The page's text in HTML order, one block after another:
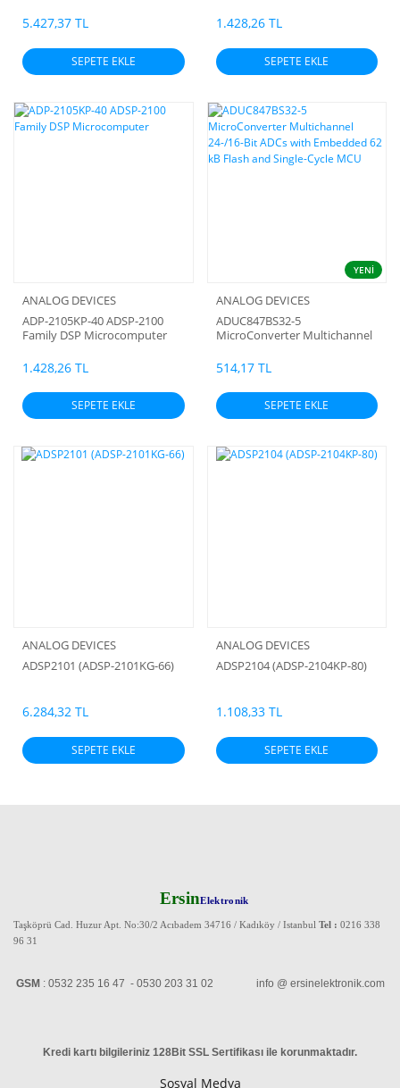
5.427,37 TL
SEPETE EKLE
1.428,26 TL
SEPETE EKLE
ANALOG DEVICES
ADP-2105KP-40 ADSP-2100
Family DSP Microcomputer
1.428,26 TL
SEPETE EKLE
YENİ
ANALOG DEVICES
ADUC847BS32-5
MicroConverter Multichannel
Embedded 62 kB Flash and
Single-Cycle MCU
514,17 TL
SEPETE EKLE
ANALOG DEVICES
ADSP2101 (ADSP-2101KG-66)
6.284,32 TL
SEPETE EKLE
ANALOG DEVICES
ADSP2104 (ADSP-2104KP-80)
1.108,33 TL
SEPETE EKLE
ErsinElektronik
Taşköprü Cad. Huzur Apt. No:30/2 Acıbadem 34716 / Kadıköy / Istanbul Tel : 0216 338
96 31
GSM : 0532 235 16 47 - 0530 203 31 02 info @ ersinelektronik.com
Kredi kartı bilgileriniz 128Bit SSL Sertifikası ile korunmaktadır.
Sosyal Medya